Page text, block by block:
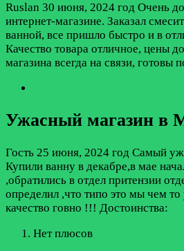
Ruslan 30 июня, 2024 год Очень
интернет-магазине. Заказал
ванной, все пришло быстро и в
Качество товара отличное, цены
магазина всегда на связи, готовы
Ужасный магазин в
Гость 25 июня, 2024 год Самый
Купили ванну в декабре,в мае
,обратились в отдел притензии
определил ,что типо это мы чем то
качество говно !!! Достоинства:
Нет плюсов